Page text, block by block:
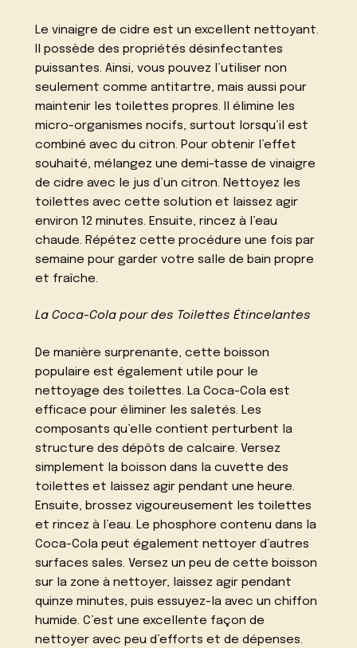
Le vinaigre de cidre est un excellent nettoyant.
Il possède des propriétés désinfectantes
puissantes. Ainsi, vous pouvez l’utiliser non
seulement comme antitartre, mais aussi pour
maintenir les toilettes propres. Il élimine les
micro-organismes nocifs, surtout lorsqu’il est
combiné avec du citron. Pour obtenir l’effet
souhaité, mélangez une demi-tasse de vinaigre
de cidre avec le jus d’un citron. Nettoyez les
toilettes avec cette solution et laissez agir
environ 12 minutes. Ensuite, rincez à l’eau
chaude. Répétez cette procédure une fois par
semaine pour garder votre salle de bain propre
et fraîche.
La Coca-Cola pour des Toilettes Étincelantes
De manière surprenante, cette boisson
populaire est également utile pour le
nettoyage des toilettes. La Coca-Cola est
efficace pour éliminer les saletés. Les
composants qu’elle contient perturbent la
structure des dépôts de calcaire. Versez
simplement la boisson dans la cuvette des
toilettes et laissez agir pendant une heure.
Ensuite, brossez vigoureusement les toilettes
et rincez à l’eau. Le phosphore contenu dans la
Coca-Cola peut également nettoyer d’autres
surfaces sales. Versez un peu de cette boisson
sur la zone à nettoyer, laissez agir pendant
quinze minutes, puis essuyez-la avec un chiffon
humide. C’est une excellente façon de
nettoyer avec peu d’efforts et de dépenses.